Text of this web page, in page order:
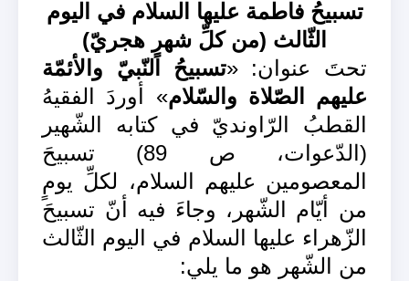
تسبيحُ فاطمة عليها السلام في اليوم
الثّالث (من كلِّ شهرٍ هجريّ)
تحتَ عنوان: «تسبيحُ النّبيّ والأئمّة
عليهم الصّلاة والسّلام» أوردَ الفقيهُ
القطبُ الرّاونديّ في كتابه الشّهير
(الدّعوات، ص 89) تسبيحَ
المعصومين عليهم السلام، لكلِّ يومٍ
من أيّام الشّهر، وجاءَ فيه أنّ تسبيحَ
الزّهراء عليها السلام في اليوم الثّالث
من الشّهر هو ما يلي: